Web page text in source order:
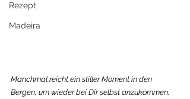
Rezept
Madeira
Manchmal reicht ein stiller Moment in den
Bergen, um wieder bei Dir selbst anzukommen.